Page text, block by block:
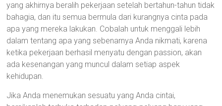
yang akhirnya beralih pekerjaan setelah bertahun-tahun tidak
bahagia, dan itu semua bermula dari kurangnya cinta pada
apa yang mereka lakukan. Cobalah untuk menggali lebih
dalam tentang apa yang sebenarnya Anda nikmati, karena
ketika pekerjaan berhasil menyatu dengan passion, akan
ada kesenangan yang muncul dalam setiap aspek
kehidupan.
Jika Anda menemukan sesuatu yang Anda cintai,